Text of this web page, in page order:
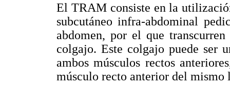
El TRAM consiste en la
subcutáneo infra-abdominal
abdomen, por el que
colgajo. Este colgajo puede ser
ambos músculos rectos
músculo recto anterior del mismo